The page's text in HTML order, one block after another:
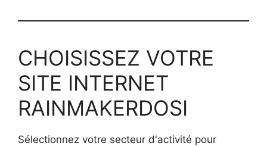
CHOISISSEZ VOTRE
SITE INTERNET
RAINMAKERDOSI
Sélectionnez votre secteur d'activité pour